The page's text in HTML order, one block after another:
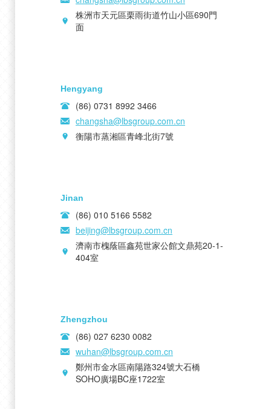
株洲市天元區栗雨街道竹山小區690門
面
Hengyang
(86) 0731 8992 3466
changsha@lbsgroup.com.cn
衡陽市蒸湘區青峰北街7號
Jinan
(86) 010 5166 5582
beijing@lbsgroup.com.cn
濟南市槐蔭區鑫苑世家公館文鼎苑20-1-
404室
Zhengzhou
(86) 027 6230 0082
wuhan@lbsgroup.com.cn
鄭州市金水區南陽路324號大石橋
SOHO廣場BC座1722室